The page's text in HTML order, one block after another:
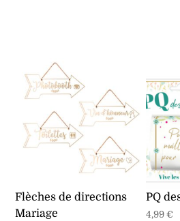
Flèches de directions
Mariage
PQ
4,99€